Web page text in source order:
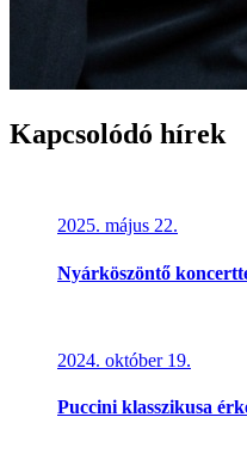
Kapcsolódó hírek
2025. május 22.
Nyárköszöntő
2024. október 19.
Puccini klasszikusa